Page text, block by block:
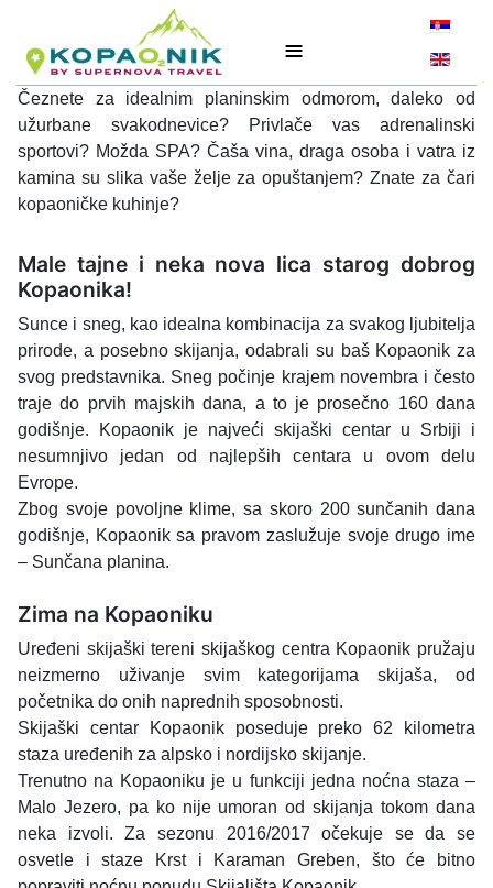
≡
Izaberite
Čeznete za idealnim planinskim odmorom, daleko od
užurbane svakodnevice? Privlače vas adrenalinski
sportovi? Možda SPA? Čaša vina, draga osoba i vatra iz
kamina su slika vaše želje za opuštanjem? Znate za čari
kopaoničke kuhinje?
Male tajne i neka nova lica starog dobrog
Kopaonika!
Sunce i sneg, kao idealna kombinacija za svakog ljubitelja
prirode, a posebno skijanja, odabrali su baš Kopaonik za
svog predstavnika. Sneg počinje krajem novembra i često
traje do prvih majskih dana, a to je prosečno 160 dana
godišnje. Kopaonik je najveći skijaški centar u Srbiji i
nesumnjivo jedan od najlepših centara u ovom delu
Evrope.
Zbog svoje povoljne klime, sa skoro 200 sunčanih dana
godišnje, Kopaonik sa pravom zaslužuje svoje drugo ime
– Sunčana planina.
Zima na Kopaoniku
Uređeni skijaški tereni skijaškog centra Kopaonik pružaju
neizmerno uživanje svim kategorijama skijaša, od
početnika do onih naprednih sposobnosti.
Skijaški centar Kopaonik poseduje preko 62 kilometra
staza uređenih za alpsko i nordijsko skijanje.
Trenutno na Kopaoniku je u funkciji jedna noćna staza –
Malo Jezero, pa ko nije umoran od skijanja tokom dana
neka izvoli. Za sezonu 2016/2017 očekuje se da se
osvetle i staze Krst i Karaman Greben, što će bitno